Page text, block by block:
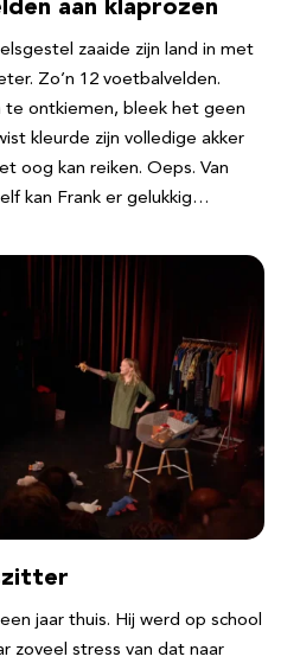
aan klaprozen
zaaide zijn land in met
Zo’n 12 voetbalvelden.
ontkiemen, bleek het geen
kleurde zijn volledige akker
oog kan reiken. Oeps. Van
kan Frank er gelukkig…
jaar thuis. Hij werd op school
zoveel stress van dat naar